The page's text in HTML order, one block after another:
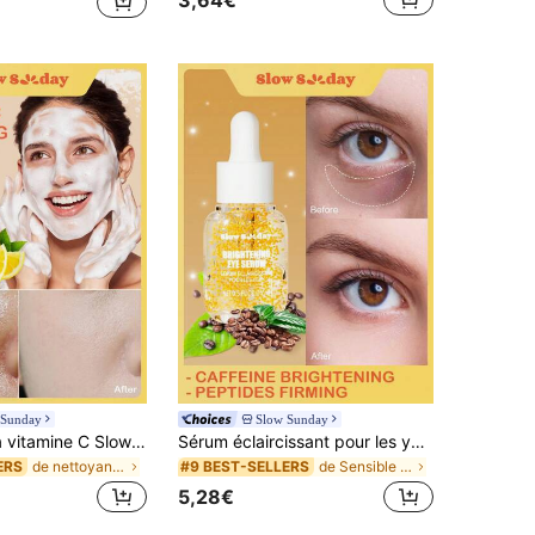
#4 BEST-SELLERS
de Crème pour le visage Hydratants
Nettoyant à la vitamine C SlowSunday, nettoyage en douceur, hydratant, soin de la peau, idéal pour les fêtes, rafraîchissant, convient pour l'été
de nettoyant visage Nettoyants
Slow Sunday
Sérum éclaircissant pour les yeux, caféine, hydratant et éclaircissant, adapté aux cernes, ridules et poches pour les yeux, bon choix pour les vacances, la plage, les essentiels de voyage, adapté aux soins oculaires d'été
#9 BEST-SELLERS de Sensible Sérums et soins du visage
5,28€